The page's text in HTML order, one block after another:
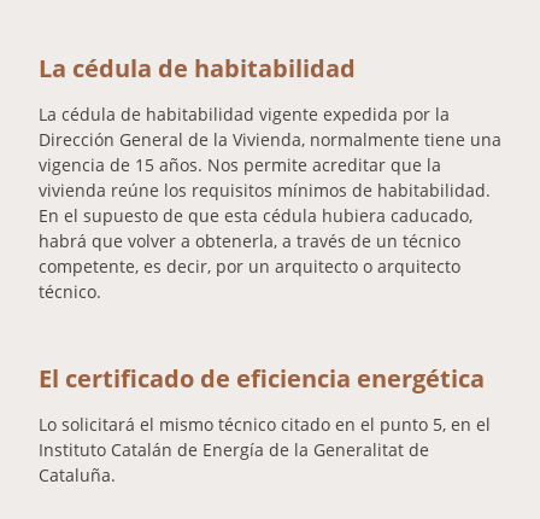
La cédula de habitabilidad
La cédula de habitabilidad vigente expedida por la
Dirección General de la Vivienda, normalmente tiene una
vigencia de 15 años. Nos permite acreditar que la
vivienda reúne los requisitos mínimos de habitabilidad.
En el supuesto de que esta cédula hubiera caducado,
habrá que volver a obtenerla, a través de un técnico
competente, es decir, por un arquitecto o arquitecto
técnico.
El certificado de eficiencia energética
Lo solicitará el mismo técnico citado en el punto 5, en el
Instituto Catalán de Energía de la Generalitat de
Cataluña.